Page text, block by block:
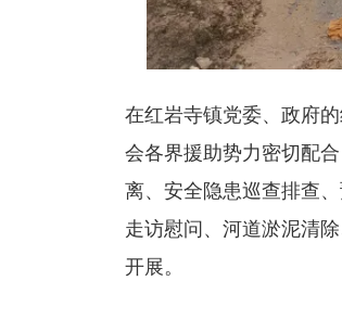
在红岩寺镇党委、政府
会各界援助势力密切配
离、安全隐患巡查排查
走访慰问、河道淤泥清
开展。